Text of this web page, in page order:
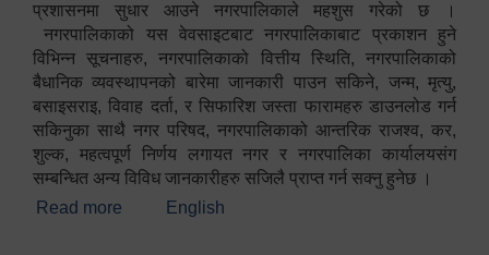
प्रशासनमा सुधार आउने नगरपालिकाले महशुस गरेको छ ।
नगरपालिकाको यस वेवसाइटबाट नगरपालिकाबाट प्रकाशन हुने
विभिन्न सूचनाहरु, नगरपालिकाको वित्तीय स्थिति, नगरपालिकाको
बैधानिक व्यवस्थापनको बारेमा जानकारी पाउन सकिने, जन्म, मृत्यु,
बसाइसराइ, विवाह दर्ता, र सिफारिश जस्ता फारामहरु डाउनलोड गर्न
सकिनुका साथै नगर परिषद, नगरपालिकाको आन्तरिक राजश्व, कर,
शुल्क, महत्वपूर्ण निर्णय लगायत नगर र नगरपालिका कार्यालयसंग
सम्बन्धित अन्य विविध जानकारीहरु सजिलै प्राप्त गर्न सक्नु हुनेछ ।
Read more about स्वागतम!!!
English